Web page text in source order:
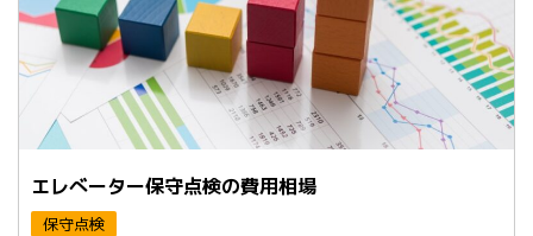
エレべーター保守点検の費用相場
保守点検